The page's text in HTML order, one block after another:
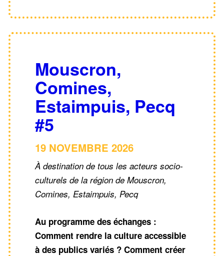
Mouscron,
Comines,
Estaimpuis, Pecq
#5
19 NOVEMBRE 2026
À destination de tous les acteurs socio-
culturels de la région de Mouscron,
Comines, Estaimpuis, Pecq
Au programme des échanges :
Comment rendre la culture accessible
à des publics variés ? Comment créer